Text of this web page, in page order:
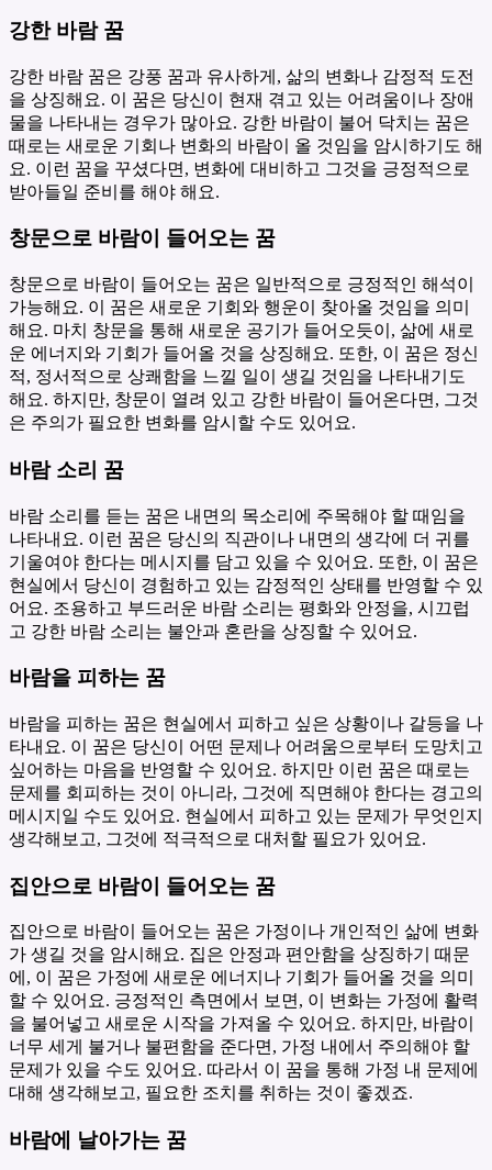
강한 바람 꿈
강한 바람 꿈은 강풍 꿈과 유사하게, 삶의 변화나 감정적 도전
을 상징해요. 이 꿈은 당신이 현재 겪고 있는 어려움이나 장애
물을 나타내는 경우가 많아요. 강한 바람이 불어 닥치는 꿈은
때로는 새로운 기회나 변화의 바람이 올 것임을 암시하기도 해
요. 이런 꿈을 꾸셨다면, 변화에 대비하고 그것을 긍정적으로
받아들일 준비를 해야 해요.
창문으로 바람이 들어오는 꿈
창문으로 바람이 들어오는 꿈은 일반적으로 긍정적인 해석이
가능해요. 이 꿈은 새로운 기회와 행운이 찾아올 것임을 의미
해요. 마치 창문을 통해 새로운 공기가 들어오듯이, 삶에 새로
운 에너지와 기회가 들어올 것을 상징해요. 또한, 이 꿈은 정신
적, 정서적으로 상쾌함을 느낄 일이 생길 것임을 나타내기도
해요. 하지만, 창문이 열려 있고 강한 바람이 들어온다면, 그것
은 주의가 필요한 변화를 암시할 수도 있어요.
바람 소리 꿈
바람 소리를 듣는 꿈은 내면의 목소리에 주목해야 할 때임을
나타내요. 이런 꿈은 당신의 직관이나 내면의 생각에 더 귀를
기울여야 한다는 메시지를 담고 있을 수 있어요. 또한, 이 꿈은
현실에서 당신이 경험하고 있는 감정적인 상태를 반영할 수 있
어요. 조용하고 부드러운 바람 소리는 평화와 안정을, 시끄럽
고 강한 바람 소리는 불안과 혼란을 상징할 수 있어요.
바람을 피하는 꿈
바람을 피하는 꿈은 현실에서 피하고 싶은 상황이나 갈등을 나
타내요. 이 꿈은 당신이 어떤 문제나 어려움으로부터 도망치고
싶어하는 마음을 반영할 수 있어요. 하지만 이런 꿈은 때로는
문제를 회피하는 것이 아니라, 그것에 직면해야 한다는 경고의
메시지일 수도 있어요. 현실에서 피하고 있는 문제가 무엇인지
생각해보고, 그것에 적극적으로 대처할 필요가 있어요.
집안으로 바람이 들어오는 꿈
집안으로 바람이 들어오는 꿈은 가정이나 개인적인 삶에 변화
가 생길 것을 암시해요. 집은 안정과 편안함을 상징하기 때문
에, 이 꿈은 가정에 새로운 에너지나 기회가 들어올 것을 의미
할 수 있어요. 긍정적인 측면에서 보면, 이 변화는 가정에 활력
을 불어넣고 새로운 시작을 가져올 수 있어요. 하지만, 바람이
너무 세게 불거나 불편함을 준다면, 가정 내에서 주의해야 할
문제가 있을 수도 있어요. 따라서 이 꿈을 통해 가정 내 문제에
대해 생각해보고, 필요한 조치를 취하는 것이 좋겠죠.
바람에 날아가는 꿈